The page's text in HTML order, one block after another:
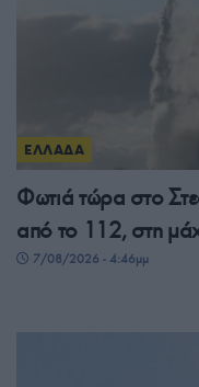
ΕΛΛΑΔΑ
Φωτιά τώρα στο
από το 112, στη
7/08/2026 - 4:46μμ